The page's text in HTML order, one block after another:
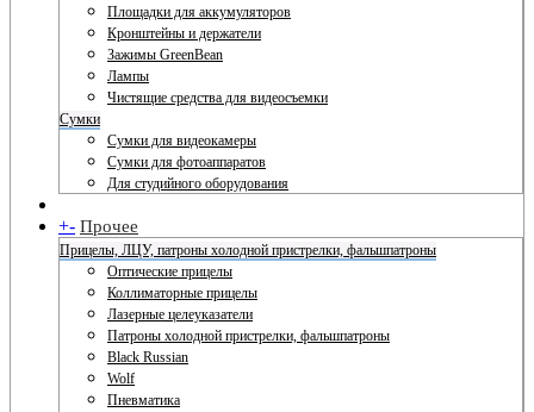
Площадки для аккумуляторов
Кронштейны и держатели
Зажимы GreenBean
Лампы
Чистящие средства для видеосъемки
Сумки
Сумки для видеокамеры
Сумки для фотоаппаратов
Для студийного оборудования
+- Прочее
Прицелы, ЛЦУ, патроны холодной пристрелки, фальшпатроны
Оптические прицелы
Коллиматорные прицелы
Лазерные целеуказатели
Патроны холодной пристрелки, фальшпатроны
Black Russian
Wolf
Пневматика